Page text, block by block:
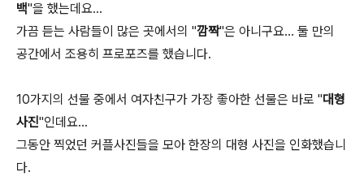
백"을 했는데요...
가끔 듣는 사람들이 많은 곳에서의 "깜짝"은 아니구요... 둘 만의
공간에서 조용히 프로포즈를 했습니다.
10가지의 선물 중에서 여자친구가 가장 좋아한 선물은 바로 "대형
사진"인데요...
그동안 찍었던 커플사진들을 모아 한장의 대형 사진을 인화했습니
다.